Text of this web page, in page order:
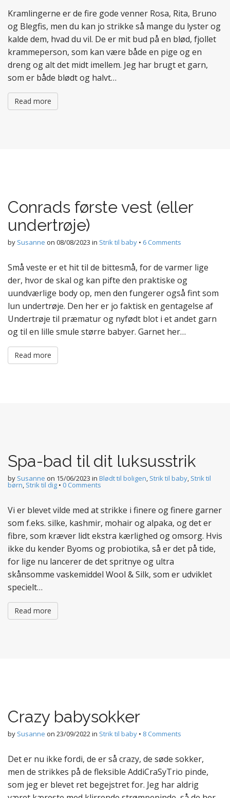
Kramlingerne er de fire gode venner Rosa, Rita, Bruno
og Blegfis, men du kan jo strikke så mange du lyster og
kalde dem, hvad du vil. De er mit bud på en blød, fjollet
krammeperson, som kan være både en pige og en
dreng og alt det midt imellem. Jeg har brugt et garn,
som er både blødt og halvt…
Read more
Conrads første vest (eller
undertrøje)
by Susanne on 08/08/2023 in Strik til baby • 6 Comments
Små veste er et hit til de bittesmå, for de varmer lige
der, hvor de skal og kan pifte den praktiske og
uundværlige body op, men den fungerer også fint som
lun undertrøje. Den her er jo faktisk en gentagelse af
Undertrøje til præmatur og nyfødt blot i et andet garn
og til en lille smule større babyer. Garnet her…
Read more
Spa-bad til dit luksusstrik
by Susanne on 15/06/2023 in Blødt til boligen, Strik til baby, Strik til
børn, Strik til dig • 0 Comments
Vi er blevet vilde med at strikke i finere og finere garner
som f.eks. silke, kashmir, mohair og alpaka, og det er
fibre, som kræver lidt ekstra kærlighed og omsorg. Hvis
ikke du kender Byoms og probiotika, så er det på tide,
for lige nu lancerer de det spritnye og ultra
skånsomme vaskemiddel Wool & Silk, som er udviklet
specielt…
Read more
Crazy babysokker
by Susanne on 23/09/2022in Strik til baby • 8 Comments
Det er nu ikke fordi, de er så crazy, de søde sokker,
men de strikkes på de fleksible AddiCraSyTrio pinde,
som jeg er blevet ret begejstret for. Jeg har aldrig